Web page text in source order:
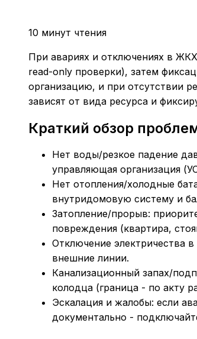
10 минут чтения
При авариях и отключениях в ЖКХ
read-only проверки), затем
организацию, и при отсутствии
зависят от вида ресурса и
Краткий обзор
Нет воды/резкое падение
управляющая организация
Нет отопления/холодные
внутридомовую систему и
Затопление/прорыв:
повреждения (квартира,
Отключение электричества
внешние линии.
Канализационный запах/
колодца (граница - по акту
Эскалация и жалобы: если
документально -